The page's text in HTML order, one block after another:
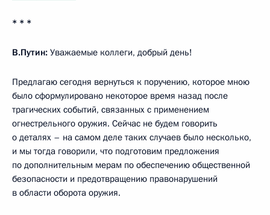
* * *
В.Путин: Уважаемые коллеги, добрый день!
Предлагаю сегодня вернуться к поручению, которое мною
было сформулировано некоторое время назад после
трагических событий, связанных с применением
огнестрельного оружия. Сейчас не будем говорить
о деталях – на самом деле таких случаев было несколько,
и мы тогда говорили, что подготовим предложения
по дополнительным мерам по обеспечению общественной
безопасности и предотвращению правонарушений
в области оборота оружия.